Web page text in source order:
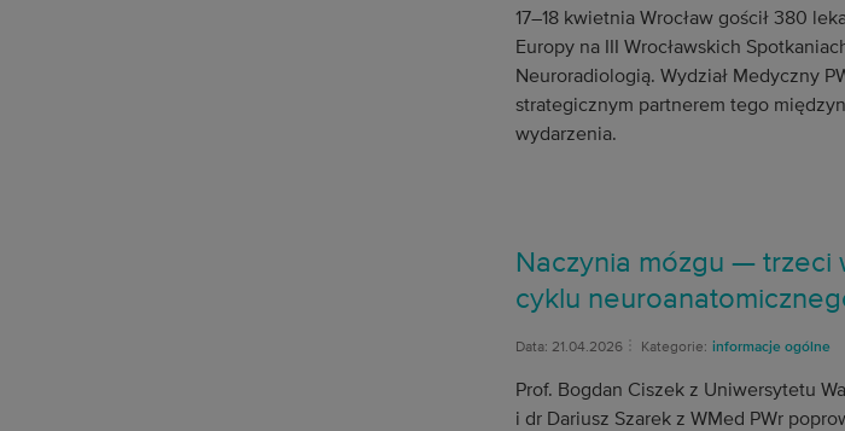
17–18 kwietnia Wrocław gościł 380
Europy na III Wrocławskich
Neuroradiologią. Wydział Medyczny
strategicznym partnerem tego
wydarzenia.
Naczynia mózgu — trzeci
cyklu
Data: 21.04.2026 Kategorie: informacje ogólne
Prof. Bogdan Ciszek z Uniwersytetu
i dr Dariusz Szarek z WMed PWr